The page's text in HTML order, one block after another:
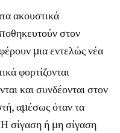
ακουστικά
στον
μια εντελώς νέα
φορτίζονται
και συνδέονται στον
αμέσως όταν τα
σίγαση ή μη σίγαση